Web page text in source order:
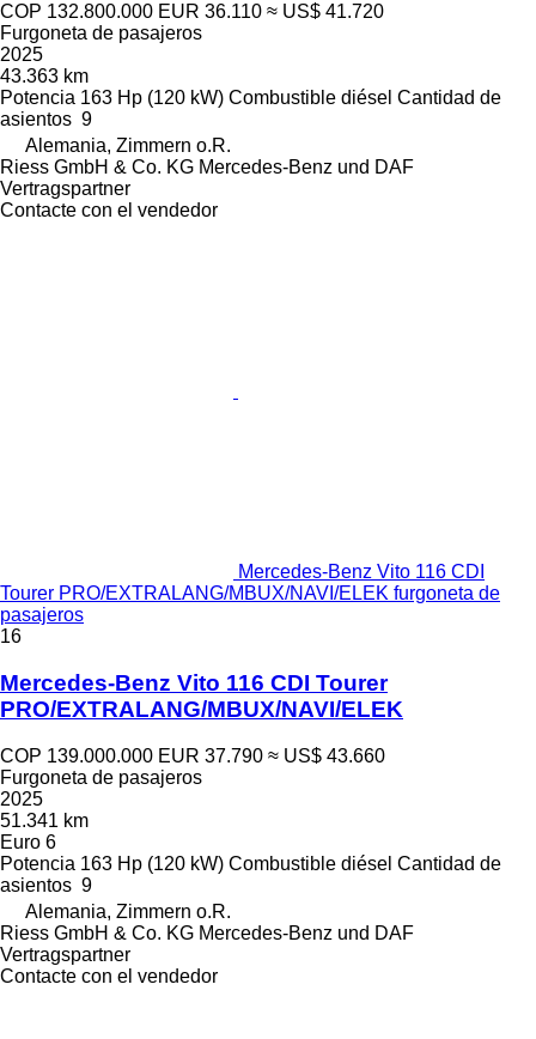
COP 132.800.000 EUR 36.110 ≈ US$ 41.720
Furgoneta de pasajeros
2025
43.363 km
Potencia 163 Hp (120 kW) Combustible diésel Cantidad de
asientos 9
Alemania, Zimmern o.R.
Riess GmbH & Co. KG Mercedes-Benz und DAF
Vertragspartner
Contacte con el vendedor
Mercedes-Benz Vito 116 CDI
Tourer PRO/EXTRALANG/MBUX/NAVI/ELEK furgoneta de
pasajeros
16
Mercedes-Benz Vito 116 CDI Tourer
PRO/EXTRALANG/MBUX/NAVI/ELEK
COP 139.000.000 EUR 37.790 ≈ US$ 43.660
Furgoneta de pasajeros
2025
51.341 km
Euro 6
Potencia 163 Hp (120 kW) Combustible diésel Cantidad de
asientos 9
Alemania, Zimmern o.R.
Riess GmbH & Co. KG Mercedes-Benz und DAF
Vertragspartner
Contacte con el vendedor